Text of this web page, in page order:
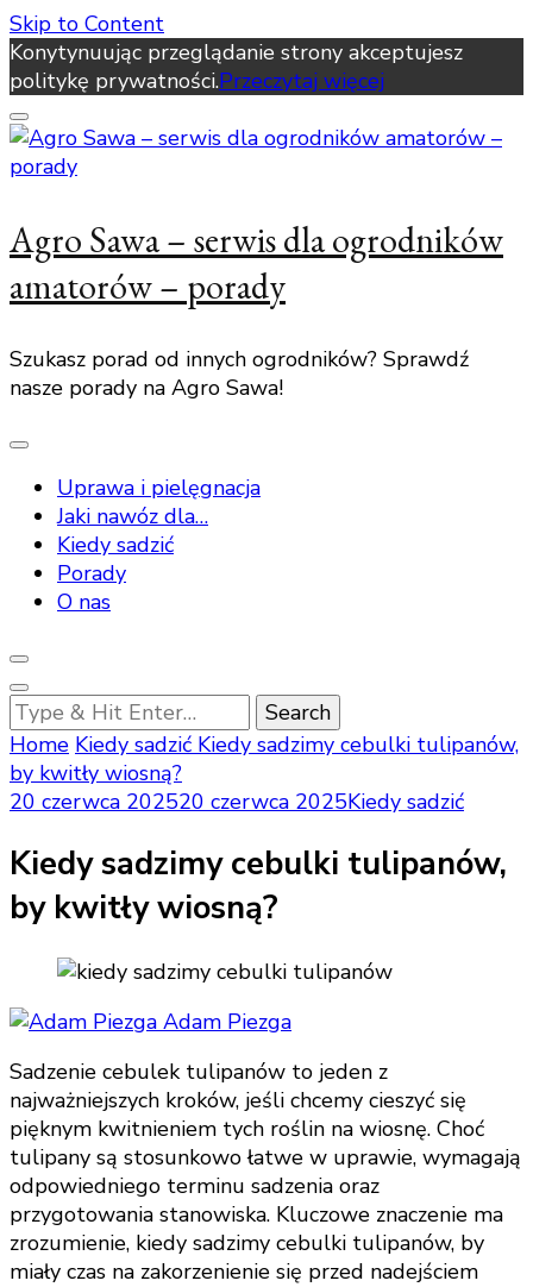
Skip to Content
Konytynuując przeglądanie strony akceptujesz
politykę prywatności.Przeczytaj więcej
Agro Sawa – serwis dla ogrodników
amatorów – porady
Szukasz porad od innych ogrodników? Sprawdź
nasze porady na Agro Sawa!
Uprawa i pielęgnacja
Jaki nawóz dla…
Kiedy sadzić
Porady
O nas
Looking
for
Something?
Home Kiedy sadzić Kiedy sadzimy cebulki tulipanów,
by kwitły wiosną?
20 czerwca 202520 czerwca 2025Kiedy sadzić
Kiedy sadzimy cebulki tulipanów,
by kwitły wiosną?
Adam Piezga
Sadzenie cebulek tulipanów to jeden z
najważniejszych kroków, jeśli chcemy cieszyć się
pięknym kwitnieniem tych roślin na wiosnę. Choć
tulipany są stosunkowo łatwe w uprawie, wymagają
odpowiedniego terminu sadzenia oraz
przygotowania stanowiska. Kluczowe znaczenie ma
zrozumienie, kiedy sadzimy cebulki tulipanów, by
miały czas na zakorzenienie się przed nadejściem